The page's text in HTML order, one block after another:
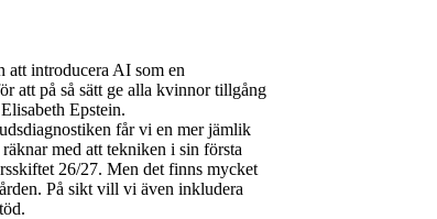
att introducera AI som en
att på så sätt ge alla kvinnor tillgång
Epstein.
får vi en mer jämlik
med att tekniken i sin första
26/27. Men det finns mycket
På sikt vill vi även inkludera